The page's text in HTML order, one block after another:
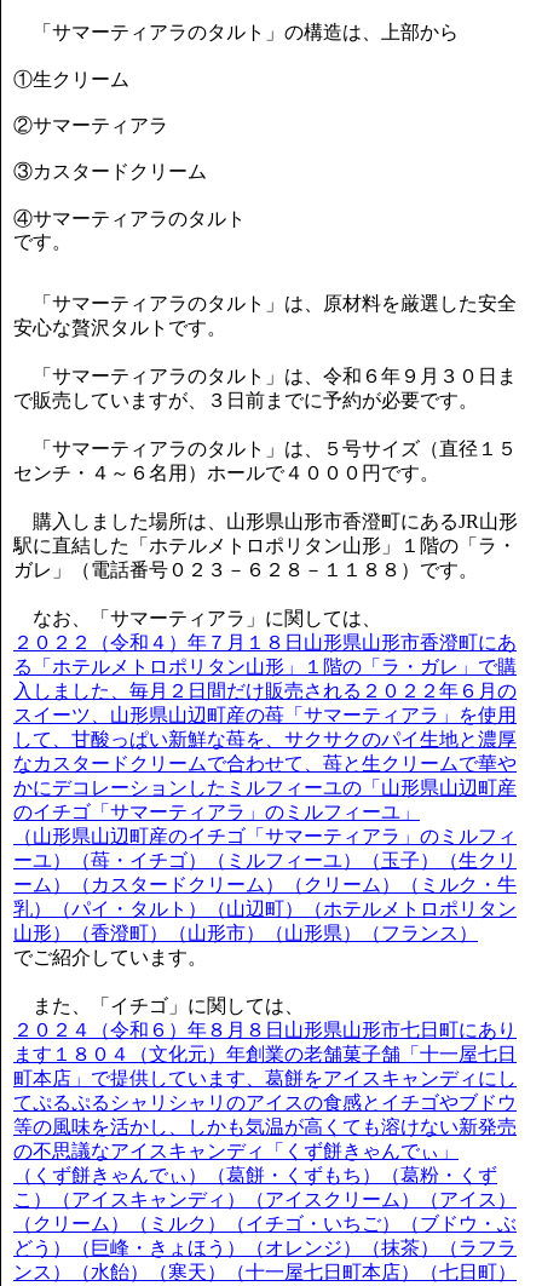
「サマーティアラのタルト」の構造は、上部から
①生クリーム
②サマーティアラ
③カスタードクリーム
④サマーティアラのタルト
です。
「サマーティアラのタルト」は、原材料を厳選した安全
安心な贅沢タルトです。
「サマーティアラのタルト」は、令和６年９月３０日ま
で販売していますが、３日前までに予約が必要です。
「サマーティアラのタルト」は、５号サイズ（直径１５
センチ・４～６名用）ホールで４０００円です。
購入しました場所は、山形県山形市香澄町にあるJR山形
駅に直結した「ホテルメトロポリタン山形」１階の「ラ・
ガレ」（電話番号０２３－６２８－１１８８）です。
なお、「サマーティアラ」に関しては、
２０２２（令和４）年７月１８日山形県山形市香澄町にあ
る「ホテルメトロポリタン山形」１階の「ラ・ガレ」で購
入しました、毎月２日間だけ販売される２０２２年６月の
スイーツ、山形県山辺町産の苺「サマーティアラ」を使用
して、甘酸っぱい新鮮な苺を、サクサクのパイ生地と濃厚
なカスタードクリームで合わせて、苺と生クリームで華や
かにデコレーションしたミルフィーユの「山形県山辺町産
のイチゴ「サマーティアラ」のミルフィーユ」
（山形県山辺町産のイチゴ「サマーティアラ」のミルフィ
ーユ）（苺・イチゴ）（ミルフィーユ）（玉子）（生クリ
ーム）（カスタードクリーム）（クリーム）（ミルク・牛
乳）（パイ・タルト）（山辺町）（ホテルメトロポリタン
山形）（香澄町）（山形市）（山形県）（フランス）
でご紹介しています。
また、「イチゴ」に関しては、
２０２４（令和６）年８月８日山形県山形市七日町にあり
ます１８０４（文化元）年創業の老舗菓子舗「十一屋七日
町本店」で提供しています、葛餅をアイスキャンディにし
てぷるぷるシャリシャリのアイスの食感とイチゴやブドウ
等の風味を活かし、しかも気温が高くても溶けない新発売
の不思議なアイスキャンディ「くず餅きゃんでぃ」
（くず餅きゃんでぃ）（葛餅・くずもち）（葛粉・くず
こ）（アイスキャンディ）（アイスクリーム）（アイス）
（クリーム）（ミルク）（イチゴ・いちご）（ブドウ・ぶ
どう）（巨峰・きょほう）（オレンジ）（抹茶）（ラフラ
ンス）（水飴）（寒天）（十一屋七日町本店）（七日町）